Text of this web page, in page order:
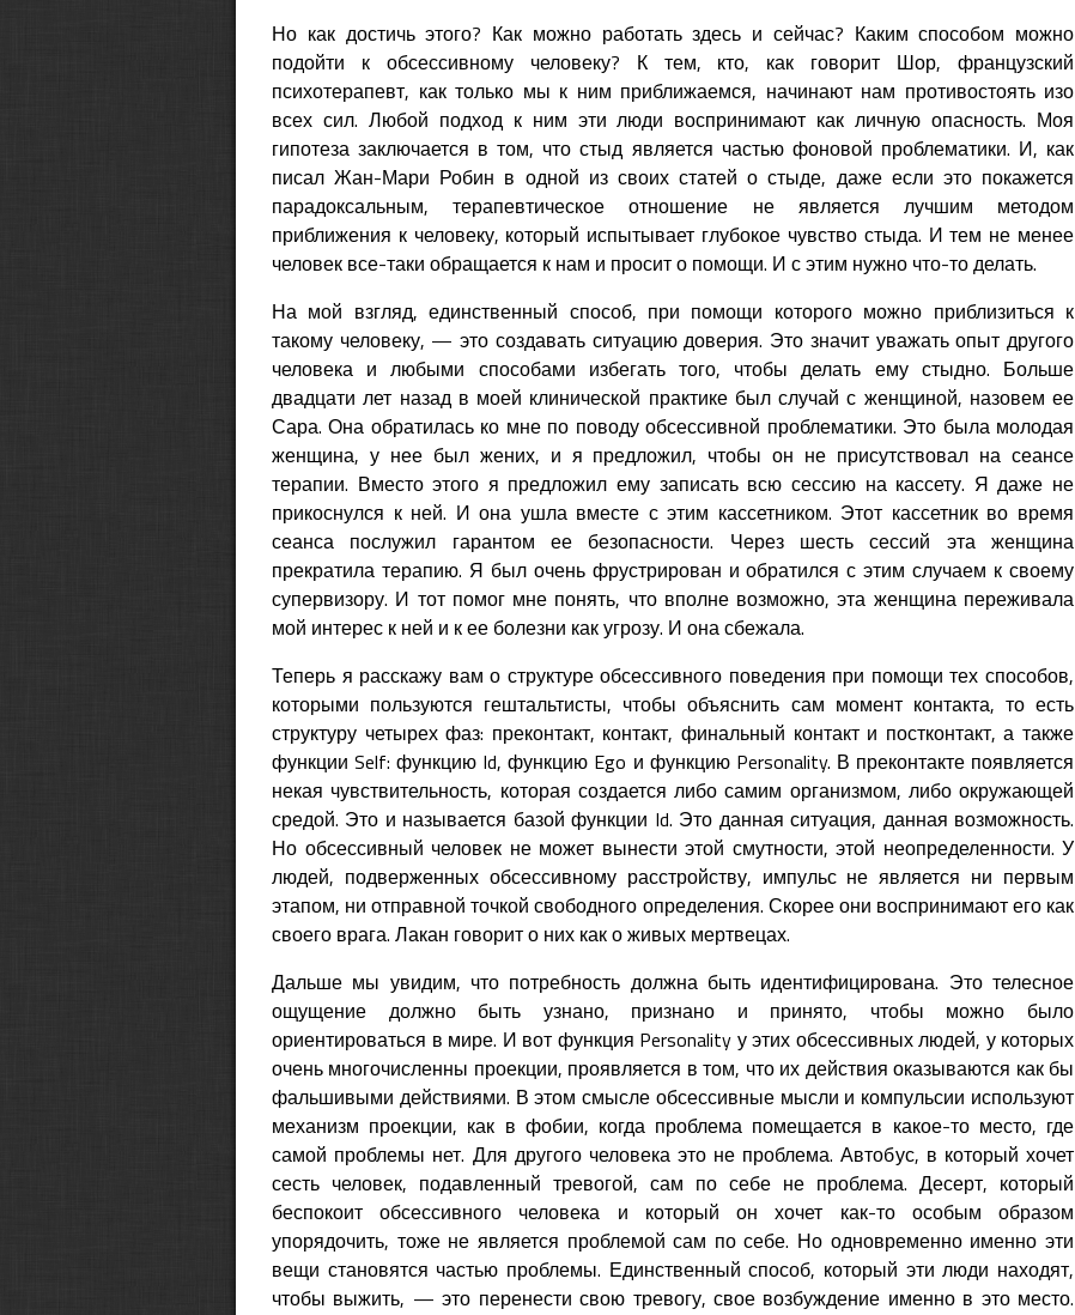
Но как достичь этого? Как можно работать здесь и сейчас? Каким способом можно
подойти к обсессивному человеку? К тем, кто, как говорит Шор, французский
психотерапевт, как только мы к ним приближаемся, начинают нам противостоять изо
всех сил. Любой подход к ним эти люди воспринимают как личную опасность. Моя
гипотеза заключается в том, что стыд является частью фоновой проблематики. И, как
писал Жан-Мари Робин в одной из своих статей о стыде, даже если это покажется
парадоксальным, терапевтическое отношение не является лучшим методом
приближения к человеку, который испытывает глубокое чувство стыда. И тем не менее
человек все-таки обращается к нам и просит о помощи. И с этим нужно что-то делать.
На мой взгляд, единственный способ, при помощи которого можно приблизиться к
такому человеку, — это создавать ситуацию доверия. Это значит уважать опыт другого
человека и любыми способами избегать того, чтобы делать ему стыдно. Больше
двадцати лет назад в моей клинической практике был случай с женщиной, назовем ее
Сара. Она обратилась ко мне по поводу обсессивной проблематики. Это была молодая
женщина, у нее был жених, и я предложил, чтобы он не присутствовал на сеансе
терапии. Вместо этого я предложил ему записать всю сессию на кассету. Я даже не
прикоснулся к ней. И она ушла вместе с этим кассетником. Этот кассетник во время
сеанса послужил гарантом ее безопасности. Через шесть сессий эта женщина
прекратила терапию. Я был очень фрустрирован и обратился с этим случаем к своему
супервизору. И тот помог мне понять, что вполне возможно, эта женщина переживала
мой интерес к ней и к ее болезни как угрозу. И она сбежала.
Теперь я расскажу вам о структуре обсессивного поведения при помощи тех способов,
которыми пользуются гештальтисты, чтобы объяснить сам момент контакта, то есть
структуру четырех фаз: преконтакт, контакт, финальный контакт и постконтакт, а также
функции Self: функцию Id, функцию Ego и функцию Personality. В преконтакте появляется
некая чувствительность, которая создается либо самим организмом, либо окружающей
средой. Это и называется базой функции Id. Это данная ситуация, данная возможность.
Но обсессивный человек не может вынести этой смутности, этой неопределенности. У
людей, подверженных обсессивному расстройству, импульс не является ни первым
этапом, ни отправной точкой свободного определения. Скорее они воспринимают его как
своего врага. Лакан говорит о них как о живых мертвецах.
Дальше мы увидим, что потребность должна быть идентифицирована. Это телесное
ощущение должно быть узнано, признано и принято, чтобы можно было
ориентироваться в мире. И вот функция Personality у этих обсессивных людей, у которых
очень многочисленны проекции, проявляется в том, что их действия оказываются как бы
фальшивыми действиями. В этом смысле обсессивные мысли и компульсии используют
механизм проекции, как в фобии, когда проблема помещается в какое-то место, где
самой проблемы нет. Для другого человека это не проблема. Автобус, в который хочет
сесть человек, подавленный тревогой, сам по себе не проблема. Десерт, который
беспокоит обсессивного человека и который он хочет как-то особым образом
упорядочить, тоже не является проблемой сам по себе. Но одновременно именно эти
вещи становятся частью проблемы. Единственный способ, который эти люди находят,
чтобы выжить, — это перенести свою тревогу, свое возбуждение именно в это место.